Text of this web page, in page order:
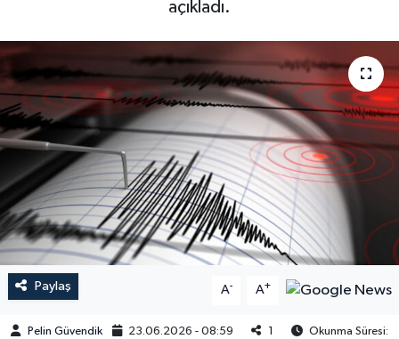
açıkladı.
Paylaş A- A+
Pelin Güvendik 23.06.2026 - 08:59 1 Okunma Süresi: